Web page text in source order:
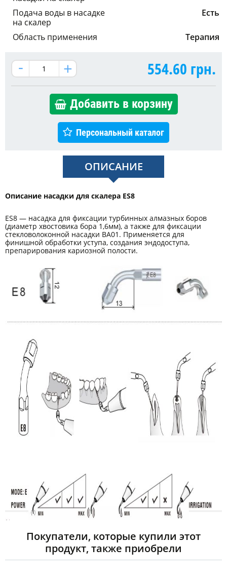
Подача воды в насадке
на скалер
Есть
Область применения Терапия
554.60 грн.
Добавить в корзину
Персональный каталог
ОПИСАНИЕ
Описание насадки для скалера ES8
ES8 — насадка для фиксации турбинных алмазных боров
(диаметр хвостовика бора 1,6мм), а также для фиксации
стекловолоконной насадки ВА01. Применяется для
финишной обработки уступа, создания эндодоступа,
препарирования кариозной полости.
Покупатели, которые купили этот
продукт, также приобрели